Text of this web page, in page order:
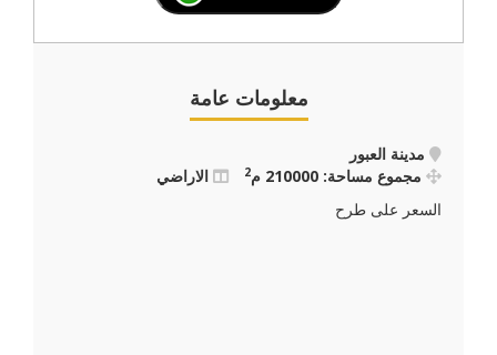
معلومات عامة
مدينة العبور
مجموع مساحة: 210000 م
2
الاراضي
السعر على طرح